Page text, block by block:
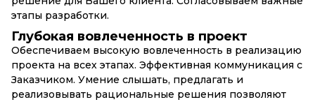
этапы разработки.
Глубокая вовлеченность в проект
Обеспечиваем высокую вовлеченность в реализацию
проекта на всех этапах. Эффективная коммуникация с
Заказчиком. Умение слышать, предлагать и
реализовывать рациональные решения позволяют